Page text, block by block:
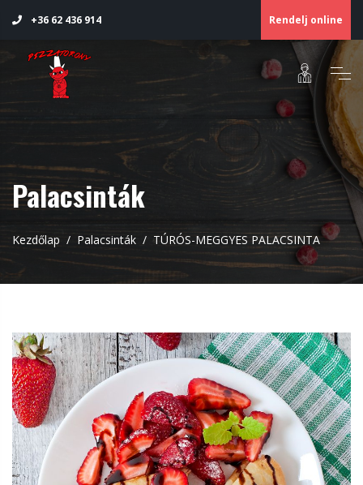
+36 62 436 914 Rendelj online
Palacsinták
Kezdőlap Palacsinták TÚRÓS-MEGGYES PALACSINTA